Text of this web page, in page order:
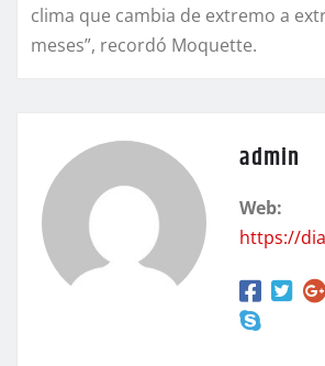
clima que cambia de extremo a
meses”, recordó Moquette.
admin
Web:
https://